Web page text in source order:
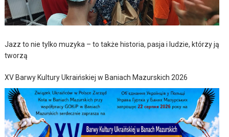
Jazz to nie tylko muzyka – to także historia, pasja i ludzie, którzy ją
tworzą
XV Barwy Kultury Ukraińskiej w Baniach Mazurskich 2026